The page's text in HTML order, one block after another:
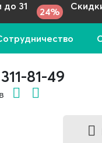
31
24%
81-49